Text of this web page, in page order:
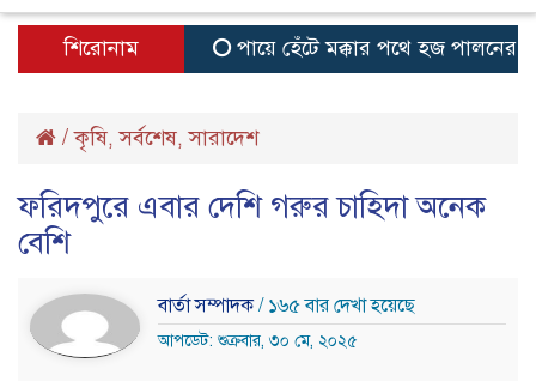
শিরোনাম পায়ে হেঁটে মক্কার পথে হজ পালনের
/কৃষি,সর্বশেষ,সারাদেশ
ফরিদপুরে এবার দেশি গরুর চাহিদা অনেক
বেশি
বার্তা সম্পাদক/ ১৬৫ বার দেখা হয়েছে
আপডেট: শুক্রবার, ৩০ মে, ২০২৫